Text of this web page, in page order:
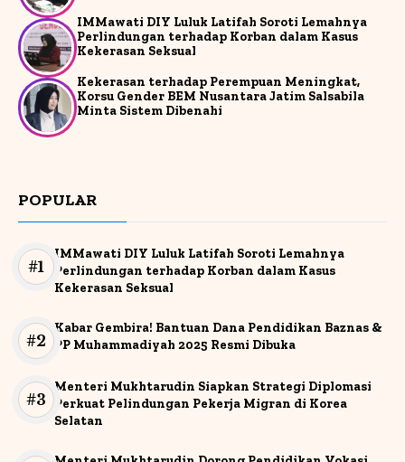
IMMawati DIY Luluk Latifah Soroti Lemahnya
Perlindungan terhadap Korban dalam Kasus
Kekerasan Seksual
Kekerasan terhadap Perempuan Meningkat,
Korsu Gender BEM Nusantara Jatim Salsabila
Minta Sistem Dibenahi
POPULAR
IMMawati DIY Luluk Latifah Soroti Lemahnya
Perlindungan terhadap Korban dalam Kasus
Kekerasan Seksual
Kabar Gembira! Bantuan Dana Pendidikan Baznas &
PP Muhammadiyah 2025 Resmi Dibuka
Menteri Mukhtarudin Siapkan Strategi Diplomasi
Perkuat Pelindungan Pekerja Migran di Korea
Selatan